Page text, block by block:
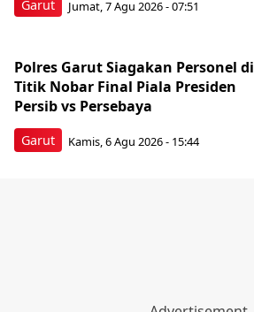
Garut Jumat, 7 Agu 2026 - 07:51
Garut
Polres Garut Siagakan Personel di
Titik Nobar Final Piala Presiden
Persib vs Persebaya
Kamis, 6 Agu 2026 - 15:44